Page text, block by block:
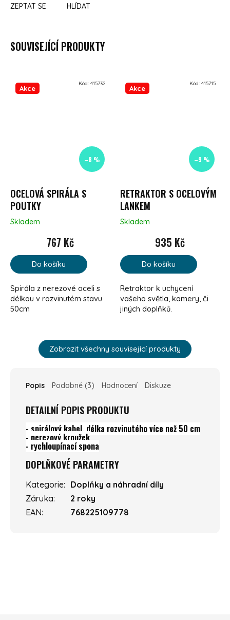
ZEPTAT SE HLÍDAT
SOUVISEJÍCÍ PRODUKTY
Akce
–8 %
OCELOVÁ SPIRÁLA S
POUTKY
Skladem
767 Kč
Do košíku
Spirála z nerezové oceli s
délkou v rozvinutém stavu
50cm
Kód: 415732
Akce
–9 %
RETRAKTOR S OCELOVÝM
LANKEM
Skladem
935 Kč
Do košíku
Retraktor k uchycení
vašeho světla, kamery, či
jiných doplňků.
Kód: 415715
Zobrazit všechny související produkty
Popis Podobné (3) Hodnocení Diskuze
DETAILNÍ POPIS PRODUKTU
- spirálový kabel, délka rozvinutého více než 50 cm
- nerezový kroužek
- rychloupínací spona
DOPLŇKOVÉ PARAMETRY
Kategorie: Doplňky a náhradní díly
Záruka:
2 roky
EAN: 768225109778